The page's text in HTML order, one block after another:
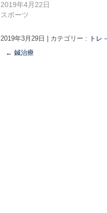
2019年4月22日
スポーツ
2019年3月29日 カテゴリー : トレ
← 鍼治療